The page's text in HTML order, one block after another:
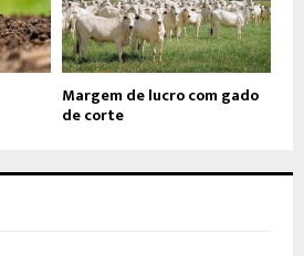
Margem de lucro com gado
de corte